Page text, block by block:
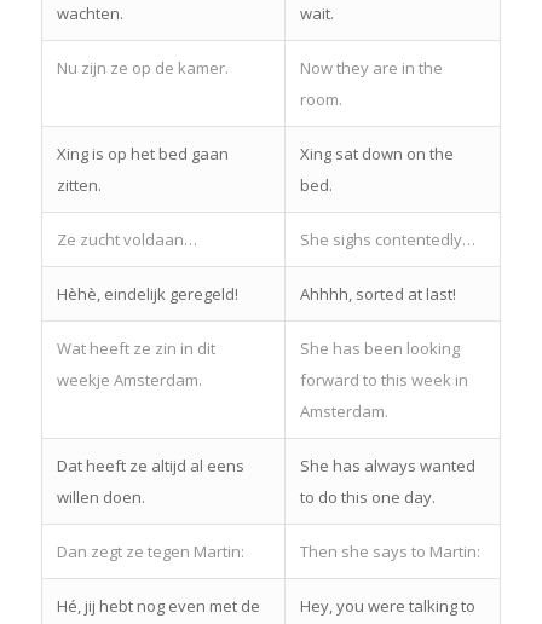
wachten.
wait.
Nu zijn ze op de kamer.
Now they are in the
room.
Xing is op het bed gaan
zitten.
Xing sat down on the
bed.
Ze zucht voldaan… She sighs contentedly…
Hèhè, eindelijk geregeld! Ahhhh, sorted at last!
Wat heeft ze zin in dit
weekje Amsterdam.
She has been looking
forward to this week in
Amsterdam.
Dat heeft ze altijd al eens
willen doen.
She has always wanted
to do this one day.
Dan zegt ze tegen Martin: Then she says to Martin:
Hé, jij hebt nog even met de
Hey, you were talking to